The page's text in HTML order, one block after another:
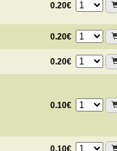
0.20€
0.20€
0.20€
0.10€
0.10€